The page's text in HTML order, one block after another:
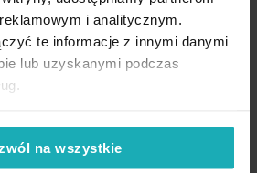
i analitycznym.
te informacje z innymi danymi
lub uzyskanymi podczas
na wszystkie
tkaniny welwetowej 140x270 cm taśma
(3)